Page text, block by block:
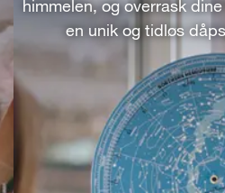
himmelen, og overrask
en unik og tidløs